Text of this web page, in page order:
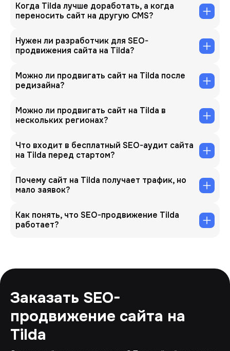
Когда Tilda лучше доработать, а когда
переносить сайт на другую CMS?
Нужен ли разработчик для SEO-
продвижения сайта на Tilda?
Можно ли продвигать сайт на Tilda после
редизайна?
Можно ли продвигать сайт на Tilda в
нескольких регионах?
Что входит в бесплатный SEO-аудит сайта
на Tilda перед стартом?
Почему сайт на Tilda получает трафик, но
мало заявок?
Как понять, что SEO-продвижение Tilda
работает?
Заказать SEO-
продвижение сайта на
Tilda